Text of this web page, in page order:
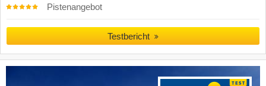
Pistenangebot
Testbericht